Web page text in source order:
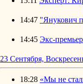
14:47 "Янукович
14:45 Экс-
23 Сентября,
18:28 «Мы не